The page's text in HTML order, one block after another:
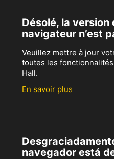
Désolé, la version
navigateur n’est
Veuillez mettre à jour
toutes les
Hall.
En savoir plus
navegador está